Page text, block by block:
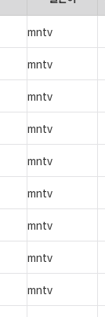
mntv
mntv
mntv
mntv
mntv
mntv
mntv
mntv
mntv